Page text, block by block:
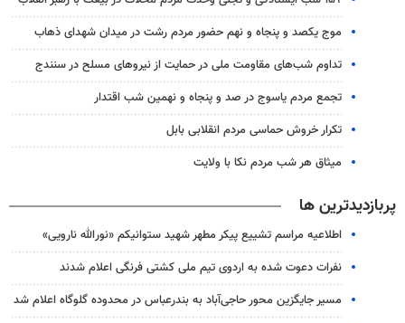
موج یکصد و پنجاه و نهم حضور مردم رشت در میدان شهدای ذهاب
تداوم شب‌های مقاومت ملی در حمایت از نیروهای مسلح در سنندج
تجمع مردم یاسوج در صد و پنجاه و نهمین شب اقتدار
تکرار خروش حماسی مردم انقلابی بابل
میثاق هر شب مردم نکا با ولایت
پربازدیدترین ها
اطلاعیه مراسم تشییع پیکر مطهر شهید ستوانیکم «نورالله نارویی»
نفرات دعوت شده به اردوی تیم ملی کشتی فرنگی اعلام شدند
مسیر جایگزین محور حاجی‌آباد به بندرعباس در محدوده گلوگاه اعلام شد